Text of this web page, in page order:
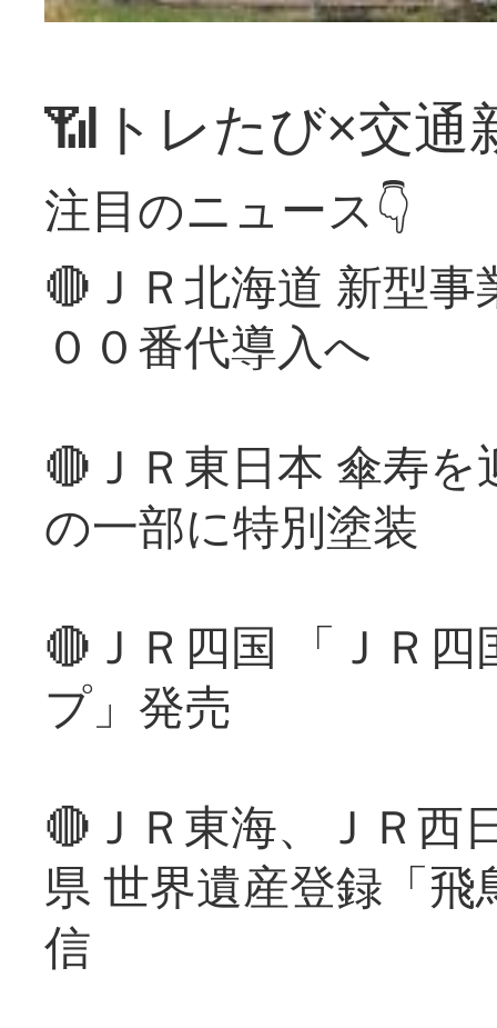
📶トレたび×交通
注目のニュース👇
🔴ＪＲ北海道 新型
００番代導入へ
🔴ＪＲ東日本 傘寿
の一部に特別塗装
🔴ＪＲ四国 「ＪＲ
プ」発売
🔴ＪＲ東海、ＪＲ西
県 世界遺産登録「
信